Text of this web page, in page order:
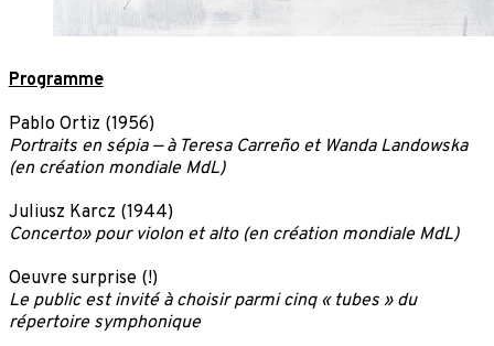
Programme
Pablo Ortiz (1956)
Portraits en sépia — à Teresa Carreño et Wanda Landowska
(en création mondiale MdL)
Juliusz Karcz (1944)
Concerto» pour violon et alto (en création mondiale MdL)
Oeuvre surprise (!)
Le public est invité à choisir parmi cinq « tubes » du
répertoire symphonique